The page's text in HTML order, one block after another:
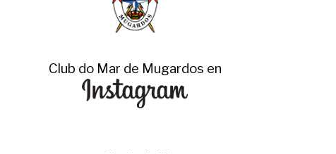
Club do Mar de Mugardos en